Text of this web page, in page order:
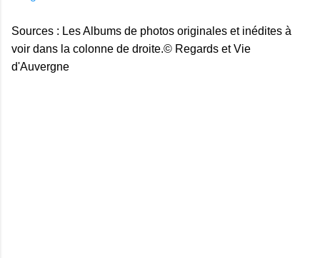
Sources : Les Albums de photos originales et inédites à
voir dans la colonne de droite.© Regards et Vie
d'Auvergne